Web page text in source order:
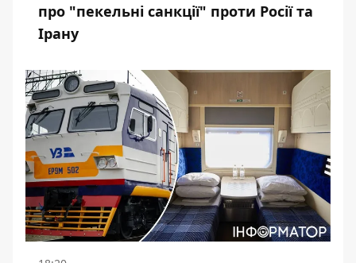
про "пекельні санкції" проти Росії та
Ірану